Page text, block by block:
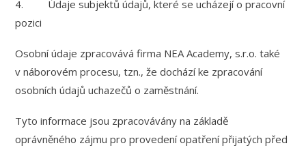
4. Údaje subjektů údajů, které se ucházejí o pracovní
pozici
Osobní údaje zpracovává firma NEA Academy, s.r.o. také
v náborovém procesu, tzn., že dochází ke zpracování
osobních údajů uchazečů o zaměstnání.
Tyto informace jsou zpracovávány na základě
oprávněného zájmu pro provedení opatření přijatých před